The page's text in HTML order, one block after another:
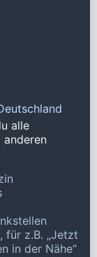
alle
anderen
für z.B. „Jetzt
in der Nähe“